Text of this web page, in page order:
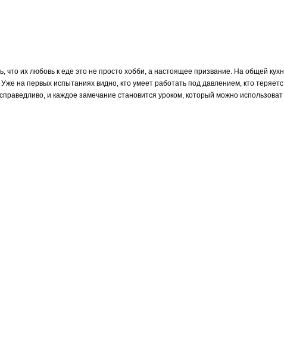
их любовь к еде это не просто хобби, а настоящее призвание. На общей кухн
на первых испытаниях видно, кто умеет работать под давлением, кто теряетс
и каждое замечание становится уроком, который можно использоват